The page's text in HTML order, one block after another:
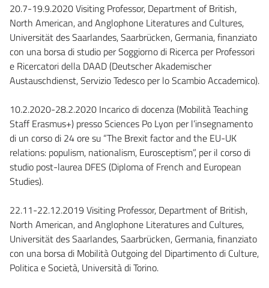
20.7-19.9.2020 Visiting Professor, Department of British,
North American, and Anglophone Literatures and Cultures,
Universität des Saarlandes, Saarbrücken, Germania, finanziato
con una borsa di studio per Soggiorno di Ricerca per Professori
e Ricercatori della DAAD (Deutscher Akademischer
Austauschdienst, Servizio Tedesco per lo Scambio Accademico).
10.2.2020-28.2.2020 Incarico di docenza (Mobilità Teaching
Staff Erasmus+) presso Sciences Po Lyon per l’insegnamento
di un corso di 24 ore su “The Brexit factor and the EU-UK
relations: populism, nationalism, Eurosceptism”, per il corso di
studio post-laurea DFES (Diploma of French and European
Studies).
22.11-22.12.2019 Visiting Professor, Department of British,
North American, and Anglophone Literatures and Cultures,
Universität des Saarlandes, Saarbrücken, Germania, finanziato
con una borsa di Mobilità Outgoing del Dipartimento di Culture,
Politica e Società, Università di Torino.